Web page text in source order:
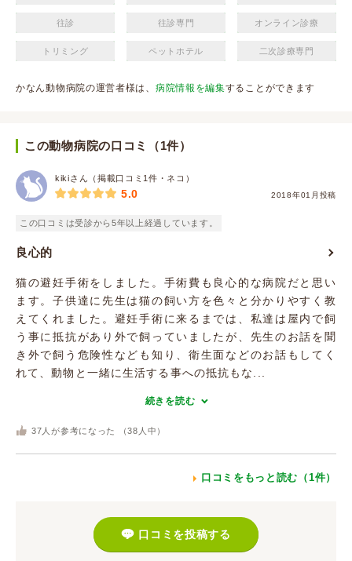
往診 往診専門 オンライン診療
トリミング ペットホテル 二次診療専門
かなん動物病院の運営者様は、 病院情報を編集することができます
この動物病院の口コミ（1件）
kikiさん（掲載口コミ1件・ネコ）
2018年01月投稿
5.0
この口コミは受診から5年以上経過しています。
良心的
猫の避妊手術をしました。手術費も良心的な病院だと思い
ます。子供達に先生は猫の飼い方を色々と分かりやすく教
えてくれました。避妊手術に来るまでは、私達は屋内で飼
う事に抵抗があり外で飼っていましたが、先生のお話を聞
き外で飼う危険性なども知り、衛生面などのお話もしてく
れて、動物と一緒に生活する事への抵抗もな...
続きを読む
37 人が参考になった （38 人中）
口コミをもっと読む（1件）
口コミを投稿する